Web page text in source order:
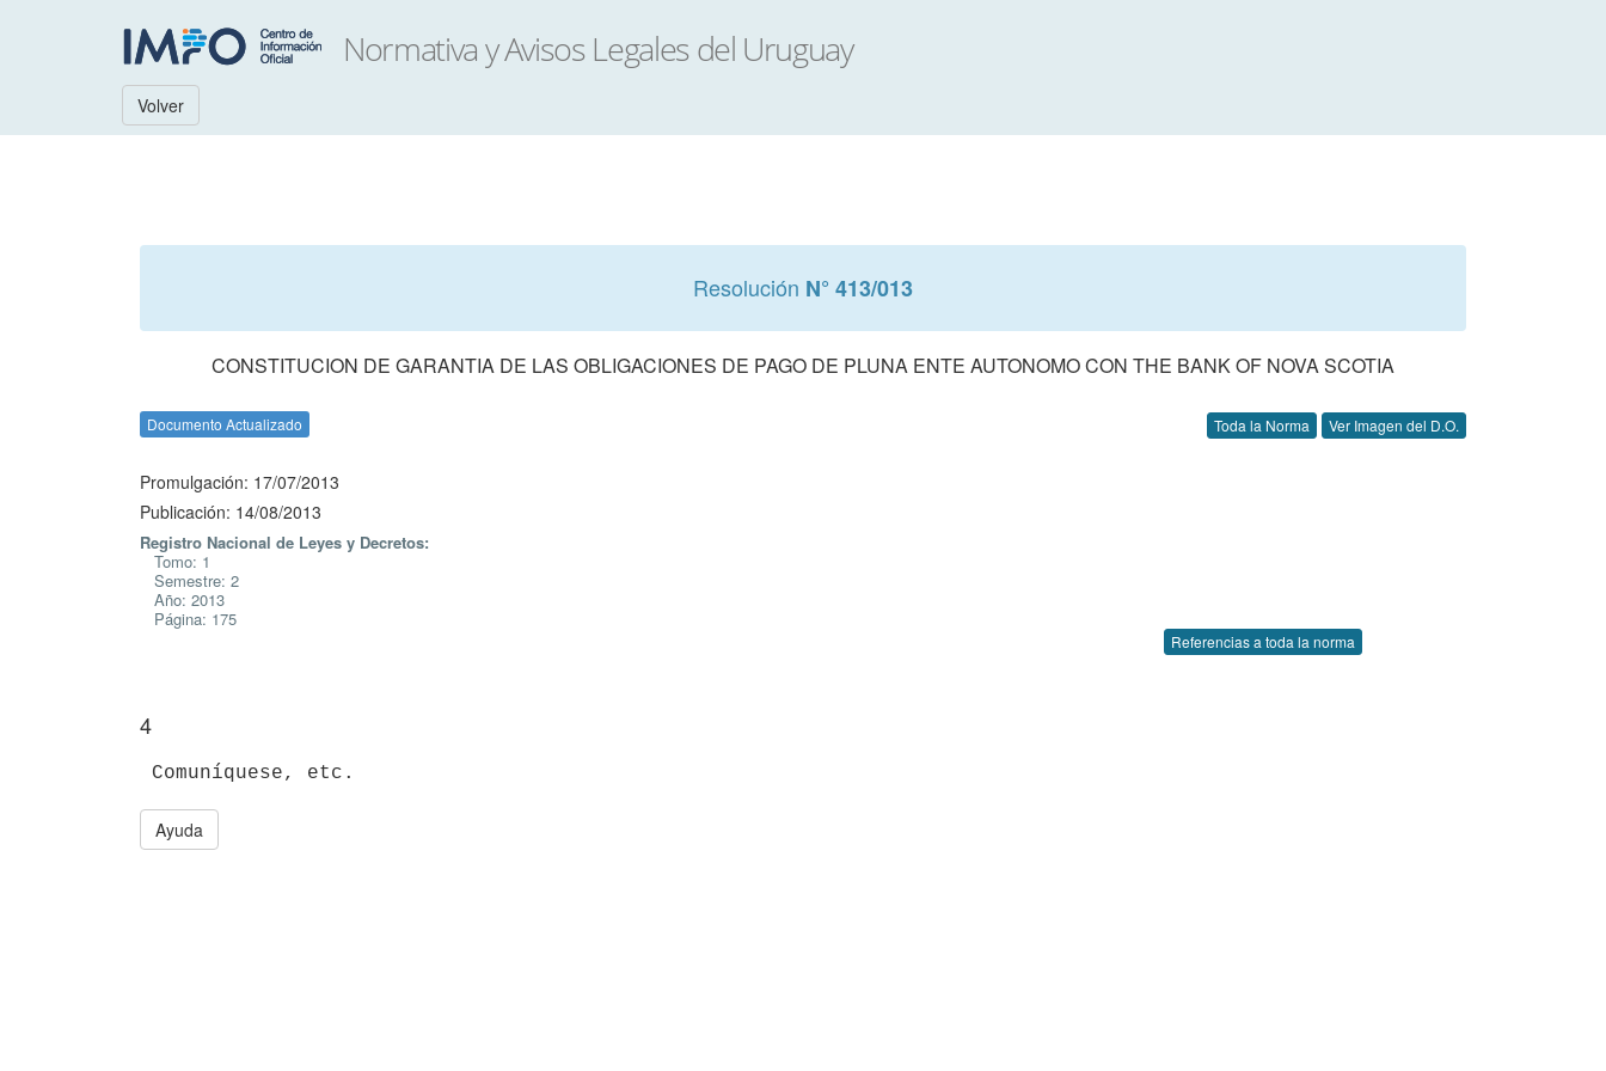
Volver
Resolución N° 413/013
CONSTITUCION DE GARANTIA DE LAS OBLIGACIONES DE PAGO DE PLUNA ENTE AUTONOMO CON THE BANK OF NOVA SCOTIA
Documento Actualizado Toda la Norma Ver Imagen del D.O.
Promulgación: 17/07/2013
Publicación: 14/08/2013
Registro Nacional de Leyes y Decretos:
Tomo: 1
Semestre: 2
Año: 2013
Página: 175
Referencias a toda la norma
4
Ayuda